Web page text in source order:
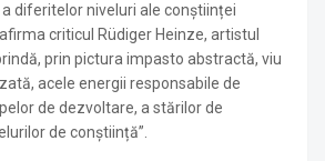
diferitelor niveluri ale conștiinței
criticul Rüdiger Heinze, artistul
prin pictura impasto abstractă, viu
acele energii responsabile de
de dezvoltare, a stărilor de
de conștiință”.